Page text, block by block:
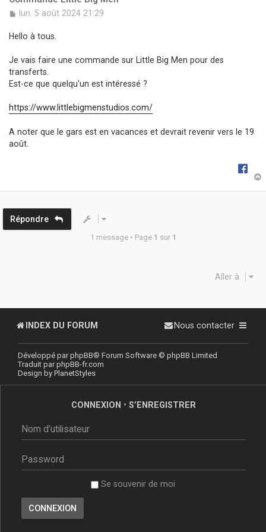
M
s
g
e
lun. 5 août 2024 21:29
Hello à tous.
Je vais faire une commande sur Little Big Men pour des
transferts.
Est-ce que quelqu'un est intéressé ?
https://www.littlebigmenstudios.com/
A noter que le gars est en vacances et devrait revenir vers le 19
août.
Répondre
1 message • Page 1 sur 1
Aller à
INDEX DU FORUM Nous contacter
Développé parphpBB® Forum Software © phpBB Limited
Traduit parphpBB-fr.com
Design by PlanetStyles
CONNEXION • S’ENREGISTRER
Se souvenir de moi